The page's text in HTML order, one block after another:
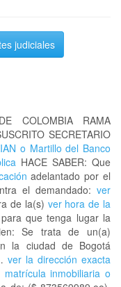
judiciales
COLOMBIA RAMA
SECRETARIO
o Martillo del Banco
HACE SABER: Que
adelantado por el
el demandado: ver
de la(s) ver hora de la
que tenga lugar la
Se trata de un(a)
la ciudad de Bogotá
ver la dirección exacta
matrícula inmobiliaria o